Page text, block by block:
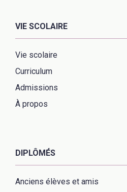
VIE SCOLAIRE
Vie scolaire
Curriculum
Admissions
À propos
DIPLÔMÉS
Anciens élèves et amis